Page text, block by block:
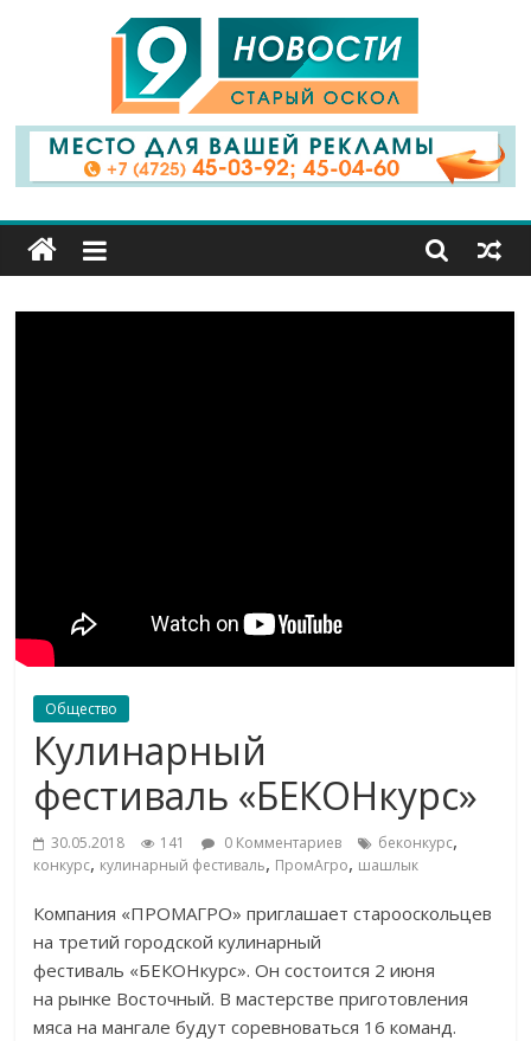
9
Канал
Старый
Общество
Кулинарный
фестиваль «БЕКОНкурс»
30.05.2018 141 0 Комментариев беконкурс,
конкурс, кулинарный фестиваль, ПромАгро, шашлык
Компания «ПРОМАГРО» приглашает старооскольцев
на третий городской кулинарный
фестиваль «БЕКОНкурс». Он состоится 2 июня
на рынке Восточный. В мастерстве приготовления
мяса на мангале будут соревноваться 16 команд.